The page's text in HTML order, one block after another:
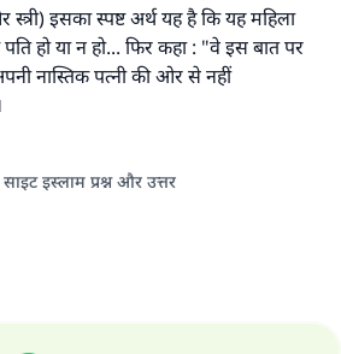
इसका स्पष्ट अर्थ यह है कि यह महिला
हो या न हो... फिर कहा : "वे इस बात पर
नास्तिक पत्नी की ओर से नहीं
साइट इस्लाम प्रश्न और उत्तर